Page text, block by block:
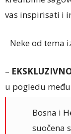
vas inspirisati i
Neke od tema
–
u pogledu
Bosna i
suočena